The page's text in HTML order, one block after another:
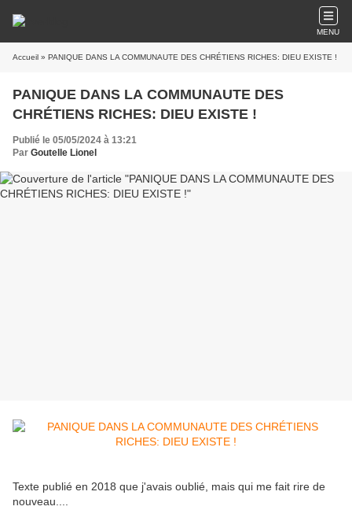
MENU
Accueil » PANIQUE DANS LA COMMUNAUTE DES CHRÉTIENS RICHES: DIEU EXISTE !
PANIQUE DANS LA COMMUNAUTE DES
CHRÉTIENS RICHES: DIEU EXISTE !
Publié le 05/05/2024 à 13:21
Par Goutelle Lionel
Texte publié en 2018 que j'avais oublié, mais qui me fait rire de
nouveau....